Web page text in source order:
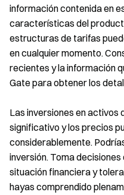
información contenida en
características del
estructuras de tarifas
en cualquier momento.
recientes y la información
Gate para obtener los
Las inversiones en activos
significativo y los precios
considerablemente.
inversión. Toma
situación financiera y
hayas comprendido